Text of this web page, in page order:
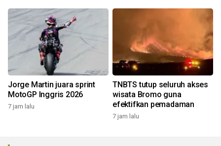
Jorge Martin juara sprint
MotoGP Inggris 2026
7 jam lalu
TNBTS tutup seluruh akses
wisata Bromo guna
efektifkan pemadaman
7 jam lalu